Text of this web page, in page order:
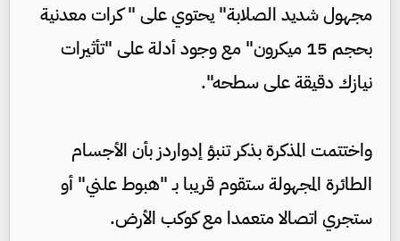
مجهول شديد الصلابة" يحتوي على " كرات معدنية
بحجم 15 ميكرون" مع وجود أدلة على "تأثيرات
نيازك دقيقة على سطحه".
واختتمت المذكرة بذكر تنبؤ إدواردز بأن الأجسام
الطائرة المجهولة ستقوم قريبا بـ "هبوط علني" أو
ستجري اتصالا متعمدا مع كوكب الأرض.